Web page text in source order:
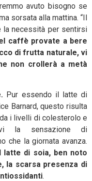
avuto bisogno se
sorsata alla mattina. “Il
la necessità per sentirsi
caffè provate a bere
di frutta naturale, vi
non crollerà a metà
Pur essendo il latte di
Barnard, questo risulta
i livelli di colesterolo e
la sensazione di
che la giornata avanza.
latte di soia, ben noto
la scarsa presenza di
.